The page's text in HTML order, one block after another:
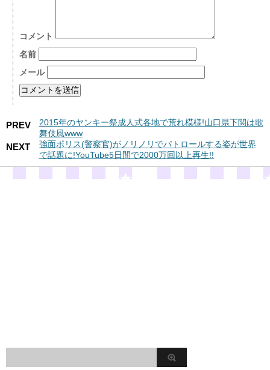
コメント
名前
メール
PREV
2015年のヤンキー祭成人式各地で荒れ模様!山口県下関は歌
舞伎風www
NEXT
強面ポリス(警察官)がノリノリでパトロールする姿が世界
で話題に!YouTube5日間で2000万回以上再生!!